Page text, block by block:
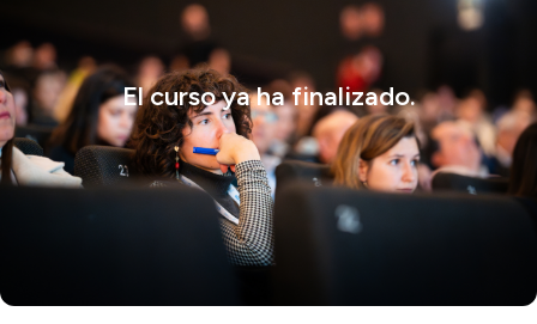
El curso ya ha finalizado.